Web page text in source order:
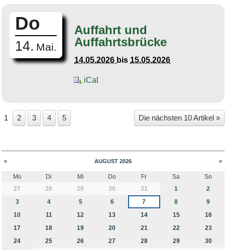
Do
14. Mai.
Auffahrt und
Auffahrtsbrücke
14.05.2026 bis 15.05.2026
iCal
Die nächsten 10 Artikel »
1 2 3 4 5
« AUGUST 2026 »
month-8
Mo Di Mi Do Fr Sa
So
27
28 29 30 31 1
2
3
4 5 6 7 8
9
10
11 12 13 14 15
16
17
18 19 20 21 22
23
24
25 26 27 28 29
30